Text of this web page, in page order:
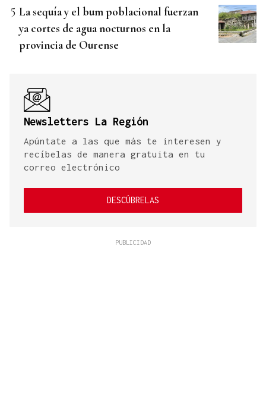
La sequía y el bum poblacional fuerzan
ya cortes de agua nocturnos en la
provincia de Ourense
Newsletters La Región
Apúntate a las que más te interesen y
recíbelas de manera gratuita en tu
correo electrónico
DESCÚBRELAS